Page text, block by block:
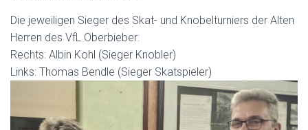
Die jeweiligen Sieger des Skat- und Knobelturniers der Alten
Herren des VfL Oberbieber:
Rechts: Albin Kohl (Sieger Knobler)
Links: Thomas Bendle (Sieger Skatspieler)